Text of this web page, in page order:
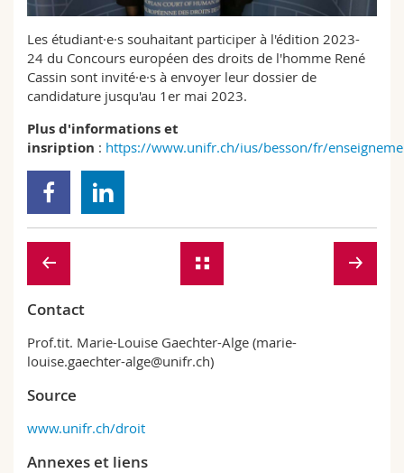
Sciences et médecine
Interfacultaire
Collaborateurs
Doctorants
Webmail
Programme des cours
Les étudiant·e·s souhaitant participer à l'édition 2023-
24 du Concours européen des droits de l'homme René
Cassin sont invité·e·s à envoyer leur dossier de
candidature jusqu'au 1er mai 2023.
Plus d'informations et
insription : https://www.unifr.ch/ius/besson/fr/
Contact
Prof.tit. Marie-Louise Gaechter-Alge (marie-
louise.gaechter-alge@unifr.ch)
Source
www.unifr.ch/droit
Annexes et liens